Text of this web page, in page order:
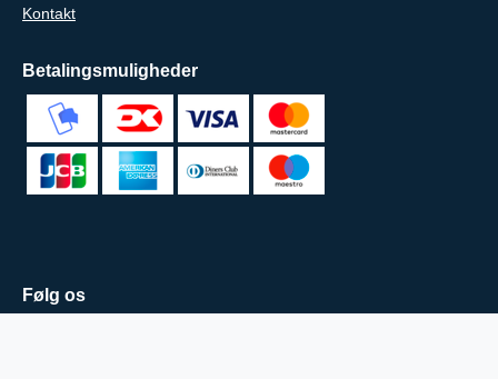
Kontakt
Betalingsmuligheder
Følg os